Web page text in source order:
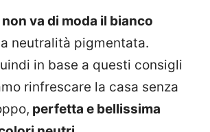
va di moda il bianco
neutralità pigmentata.
in base a questi consigli
rinfrescare la casa senza
perfetta e bellissima